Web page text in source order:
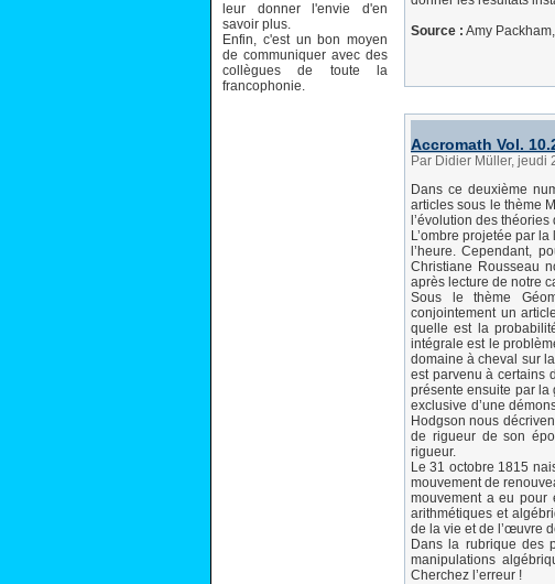
leur donner l'envie d'en
savoir plus.
Enfin, c'est un bon moyen
de communiquer avec des
collègues de toute la
francophonie.
Source : Amy Packham,
Accromath Vol.
Par Didier Müller, jeudi
Dans ce deuxième
articles sous le thème
l’évolution des
L’ombre projetée par
l’heure. Cependant,
Christiane Rousseau
après lecture de notre
Sous le thème
conjointement un
quelle est la
intégrale est le
domaine à cheval sur
est parvenu à certains
présente ensuite par la
exclusive d’une
Hodgson nous
de rigueur de son
rigueur.
Le 31 octobre 1815
mouvement de
mouvement a eu pour
arithmétiques et
de la vie et de l’œuvre
Dans la rubrique des
manipulations
Cherchez l’erreur !